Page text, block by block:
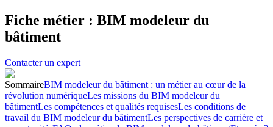
Fiche métier : BIM modeleur du
bâtiment
Contacter un expert
SommaireBIM modeleur du bâtiment : un métier au cœur de la
révolution numériqueLes missions du BIM modeleur du
bâtimentLes compétences et qualités requisesLes conditions de
travail du BIM modeleur du bâtimentLes perspectives de carrière et